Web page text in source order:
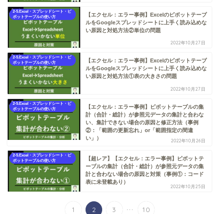
2-5.Excel・スプレッドシート・ピ
ボットテーブルの使い方
【エクセル：エラー事例】Excelのピボットテーブ
ルをGoogleスプレッドシートに上手く読み込めな
い原因と対処方法②単位の問題
2022年10月27日
2-5.Excel・スプレッドシート・ピ
ボットテーブルの使い方
【エクセル：エラー事例】Excelのピボットテーブ
ルをGoogleスプレッドシートに上手く読み込めな
い原因と対処方法①表の大きさの問題
2022年10月27日
2-5.Excel・スプレッドシート・ピ
ボットテーブルの使い方
【エクセル：エラー事例】ピボットテーブルの集
計（合計・総計）が参照元データの集計と合わな
い、集計できない場合の原因と修正方法（事例
②：「範囲の更新忘れ」or「範囲指定の間違
い」）
2022年10月26日
2-5.Excel・スプレッドシート・ピ
ボットテーブルの使い方
【超レア】【エクセル：エラー事例】ピボットテ
ーブルの集計（合計・総計）が参照元データの集
計と合わない場合の原因と対策（事例①：コード
表に未登載あり）
2022年10月25日
1 2 3 ... 10